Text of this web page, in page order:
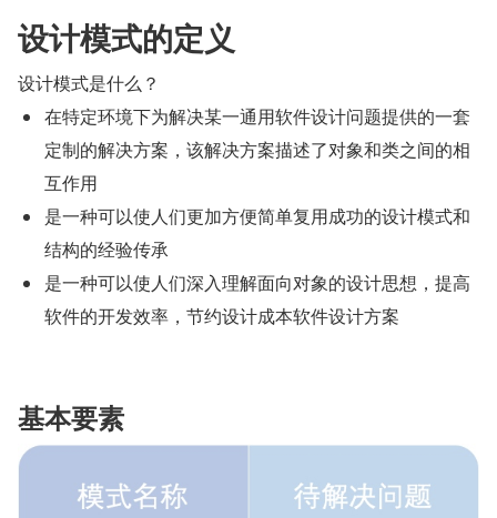
设计模式的定义
设计模式是什么？
在特定环境下为解决某一通用软件设计问题提供的一套
定制的解决方案，该解决方案描述了对象和类之间的相
互作用
是一种可以使人们更加方便简单复用成功的设计模式和
结构的经验传承
是一种可以使人们深入理解面向对象的设计思想，提高
软件的开发效率，节约设计成本软件设计方案
基本要素